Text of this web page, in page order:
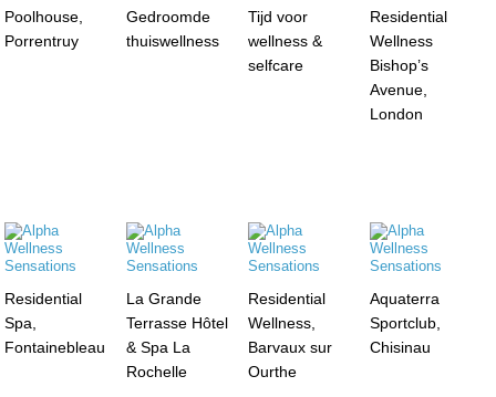
Poolhouse,
Porrentruy
Gedroomde
thuiswellness
Tijd voor
wellness &
selfcare
Residential
Wellness
Bishop’s
Avenue,
London
Residential
Spa,
Fontainebleau
La Grande
Terrasse Hôtel
& Spa La
Rochelle
Residential
Wellness,
Barvaux sur
Ourthe
Aquaterra
Sportclub,
Chisinau